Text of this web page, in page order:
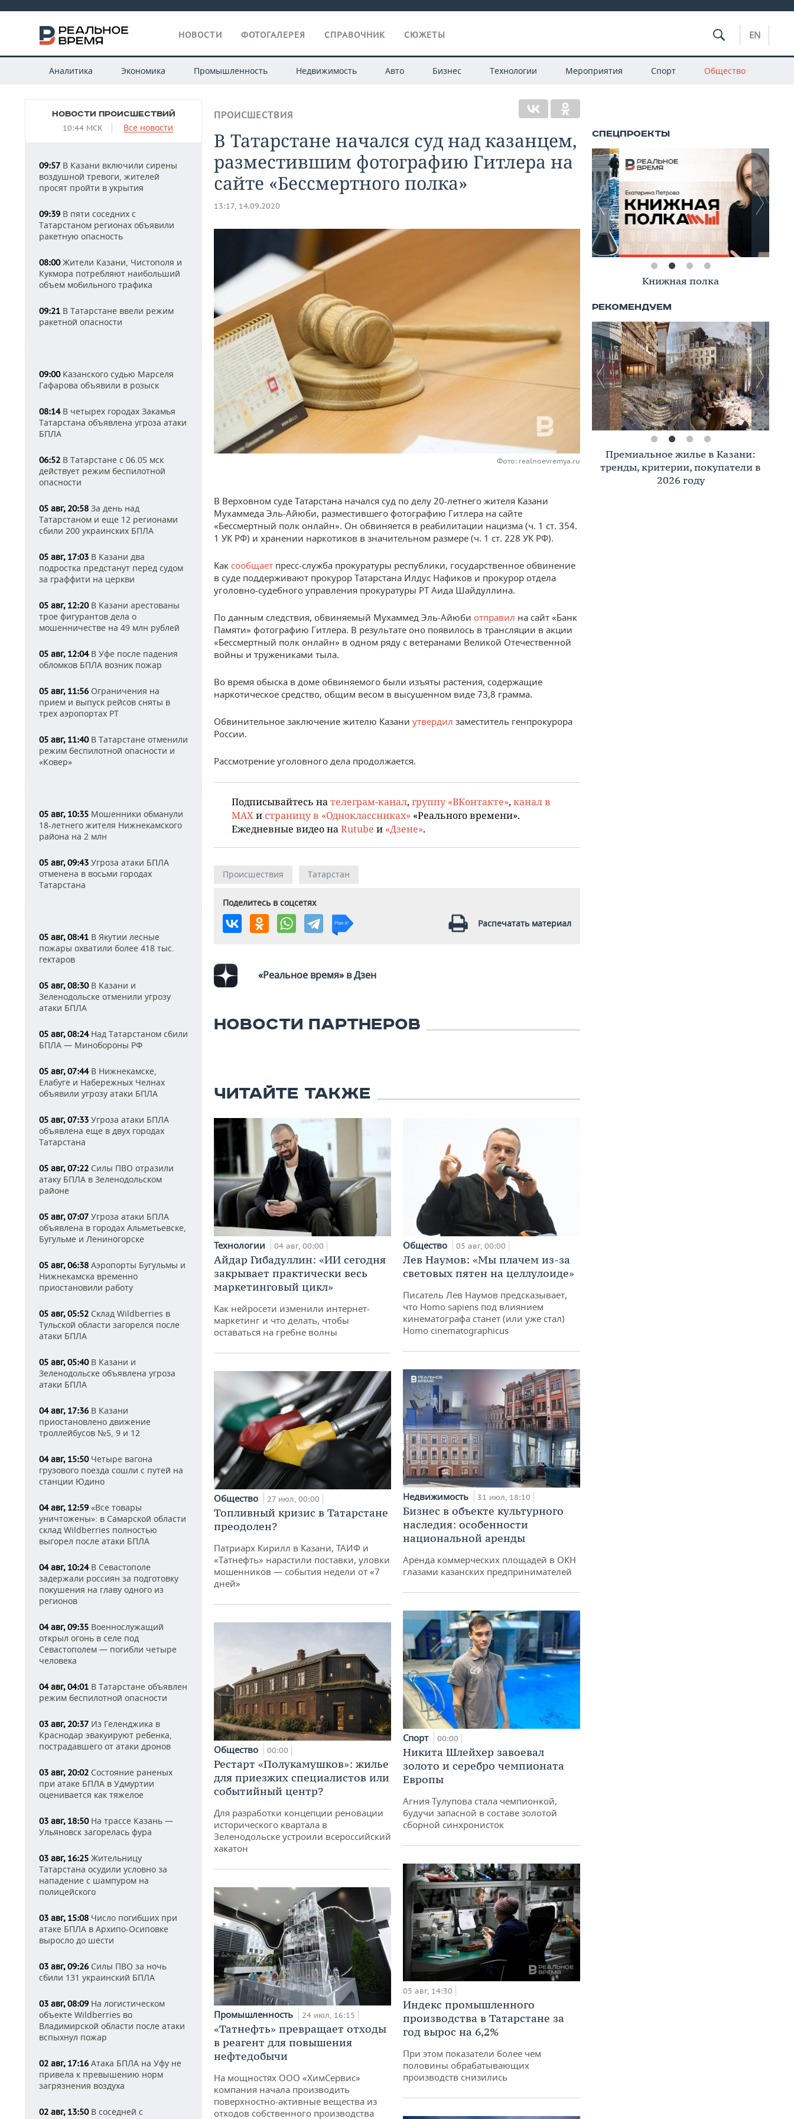
НОВОСТИ ФОТОГАЛЕРЕЯ СПРАВОЧНИК СЮЖЕТЫ EN
Аналитика Экономика Промышленность Недвижимость Авто Бизнес Технологии Мероприятия Спорт Общество
НОВОСТИ ПРОИСШЕСТВИЙ
10:44 МСК Все новости
09:57 В Казани включили сирены
воздушной тревоги, жителей
просят пройти в укрытия
09:39 В пяти соседних с
Татарстаном регионах объявили
ракетную опасность
08:00Жители Казани, Чистополя и
Кукмора потребляют наибольший
объем мобильного трафика
09:21 В Татарстане ввели режим
ракетной опасности
09:00Казанского судью Марселя
Гафарова объявили в розыск
08:14В четырех городах Закамья
Татарстана объявлена угроза атаки
БПЛА
06:52 В Татарстане с 06.05 мск
действует режим беспилотной
опасности
05 авг, 20:58 За день над
Татарстаном и еще 12 регионами
сбили 200 украинских БПЛА
05 авг, 17:03 В Казани два
подростка предстанут перед судом
за граффити на церкви
05 авг, 12:20В Казани арестованы
трое фигурантов дела о
мошенничестве на 49 млн рублей
05 авг, 12:04В Уфе после падения
обломков БПЛА возник пожар
05 авг, 11:56 Ограничения на
прием и выпуск рейсов сняты в
трех аэропортах РТ
05 авг, 11:40В Татарстане отменили
режим беспилотной опасности и
«Ковер»
05 авг, 10:35 Мошенники обманули
18-летнего жителя Нижнекамского
района на 2 млн
05 авг, 09:43 Угроза атаки БПЛА
отменена в восьми городах
Татарстана
05 авг, 08:41 В Якутии лесные
пожары охватили более 418 тыс.
гектаров
05 авг, 08:30В Казани и
Зеленодольске отменили угрозу
атаки БПЛА
05 авг, 08:24Над Татарстаном сбили
БПЛА — Минобороны РФ
05 авг, 07:44В Нижнекамске,
Елабуге и Набережных Челнах
объявили угрозу атаки БПЛА
05 авг, 07:33 Угроза атаки БПЛА
объявлена еще в двух городах
Татарстана
05 авг, 07:22 Силы ПВО отразили
атаку БПЛА в Зеленодольском
районе
05 авг, 07:07 Угроза атаки БПЛА
объявлена в городах Альметьевске,
Бугульме и Лениногорске
05 авг, 06:38 Аэропорты Бугульмы и
Нижнекамска временно
приостановили работу
05 авг, 05:52 Склад Wildberries в
Тульской области загорелся после
атаки БПЛА
05 авг, 05:40В Казани и
Зеленодольске объявлена угроза
атаки БПЛА
04 авг, 17:36 В Казани
приостановлено движение
троллейбусов №5, 9 и 12
04 авг, 15:50Четыре вагона
грузового поезда сошли с путей на
станции Юдино
04 авг, 12:59 «Все товары
уничтожены»: в Самарской области
склад Wildberries полностью
выгорел после атаки БПЛА
04 авг, 10:24В Севастополе
задержали россиян за подготовку
покушения на главу одного из
регионов
04 авг, 09:35 Военнослужащий
открыл огонь в селе под
Севастополем — погибли четыре
человека
04 авг, 04:01 В Татарстане объявлен
режим беспилотной опасности
03 авг, 20:37 Из Геленджика в
Краснодар эвакуируют ребенка,
пострадавшего от атаки дронов
03 авг, 20:02 Состояние раненых
при атаке БПЛА в Удмуртии
оценивается как тяжелое
03 авг, 18:50На трассе Казань —
Ульяновск загорелась фура
03 авг, 16:25 Жительницу
Татарстана осудили условно за
нападение с шампуром на
полицейского
03 авг, 15:08 Число погибших при
атаке БПЛА в Архипо-Осиповке
выросло до шести
03 авг, 09:26 Силы ПВО за ночь
сбили 131 украинский БПЛА
03 авг, 08:09 На логистическом
объекте Wildberries во
Владимирской области после атаки
вспыхнул пожар
02 авг, 17:16 Атака БПЛА на Уфу не
привела к превышению норм
загрязнения воздуха
02 авг, 13:50В соседней с
ПРОИСШЕСТВИЯ
В Татарстане начался суд над казанцем,
разместившим фотографию Гитлера на
сайте «Бессмертного полка»
13:17, 14.09.2020
Фото: realnoevremya.ru
В Верховном суде Татарстана начался суд по делу 20-летнего жителя Казани
Мухаммеда Эль-Айюби, разместившего фотографию Гитлера на сайте
«Бессмертный полк онлайн». Он обвиняется в реабилитации нацизма (ч. 1 ст. 354.
1 УК РФ) и хранении наркотиков в значительном размере (ч. 1 ст. 228 УК РФ).
Как сообщает пресс-служба прокуратуры республики, государственное обвинение
в суде поддерживают прокурор Татарстана Илдус Нафиков и прокурор отдела
уголовно-судебного управления прокуратуры РТ Аида Шайдуллина.
По данным следствия, обвиняемый Мухаммед Эль-Айюби отправил на сайт «Банк
Памяти» фотографию Гитлера. В результате оно появилось в трансляции в акции
«Бессмертный полк онлайн» в одном ряду с ветеранами Великой Отечественной
войны и тружениками тыла.
Во время обыска в доме обвиняемого были изъяты растения, содержащие
наркотическое средство, общим весом в высушенном виде 73,8 грамма.
Обвинительное заключение жителю Казани утвердил заместитель генпрокурора
России.
Рассмотрение уголовного дела продолжается.
Подписывайтесь нателеграм-канал, группу «ВКонтакте», канал в
MAXи страницу в «Одноклассниках» «Реального времени».
Ежедневные видео наRutube и «Дзене».
Происшествия Татарстан
Поделитесь в соцсетях
Распечатать материал
«Реальное время» в Дзен
НОВОСТИ ПАРТНЕРОВ
ЧИТАЙТЕ ТАКЖЕ
Технологии 04 авг, 00:00
Айдар Гибадуллин: «ИИ сегодня
закрывает практически весь
маркетинговый цикл»
Как нейросети изменили интернет-
маркетинг и что делать, чтобы
оставаться на гребне волны
Общество 27 июл, 00:00
Топливный кризис в Татарстане
преодолен?
Патриарх Кирилл в Казани, ТАИФ и
«Татнефть» нарастили поставки, уловки
мошенников — события недели от «7
дней»
Общество 00:00
Рестарт «Полукамушков»: жилье
для приезжих специалистов или
событийный центр?
Для разработки концепции реновации
исторического квартала в
Зеленодольске устроили всероссийский
хакатон
Промышленность 24 июл, 16:15
«Татнефть» превращает отходы
в реагент для повышения
нефтедобычи
На мощностях ООО «ХимСервис»
компания начала производить
поверхностно-активные вещества из
отходов собственного производства
Общество 05 авг, 00:00
Лев Наумов: «Мы плачем из-за
световых пятен на целлулоиде»
Писатель Лев Наумов предсказывает,
что Homo sapiens под влиянием
кинематографа станет (или уже стал)
Homo cinematographicus
Недвижимость 31 июл, 18:10
Бизнес в объекте культурного
наследия: особенности
национальной аренды
Аренда коммерческих площадей в ОКН
глазами казанских предпринимателей
Спорт 00:00
Никита Шлейхер завоевал
золото и серебро чемпионата
Европы
Агния Тулупова стала чемпионкой,
будучи запасной в составе золотой
сборной синхронисток
05 авг, 14:30
Индекс промышленного
производства в Татарстане за
год вырос на 6,2%
При этом показатели более чем
половины обрабатывающих
производств снизились
Книжная полка
Премиальное жилье в Казани:
тренды, критерии, покупатели в
2026 году